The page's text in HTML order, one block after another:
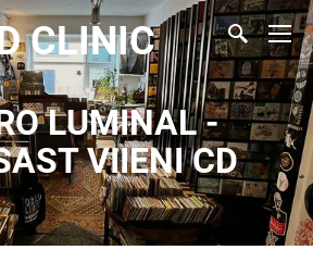
CLINIC
LUMINAL -
VIIENI CD